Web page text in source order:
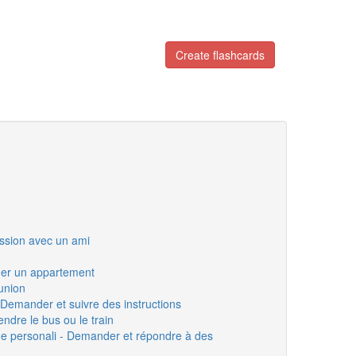
Create flashcards
avec un ami
un appartement
et suivre des instructions
le bus ou le train
personali - Demander et répondre à des